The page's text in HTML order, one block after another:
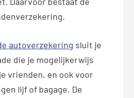
autoverzekering sluit je
die je mogelijkerwijs
vrienden, en ook voor
lijf of bagage. De